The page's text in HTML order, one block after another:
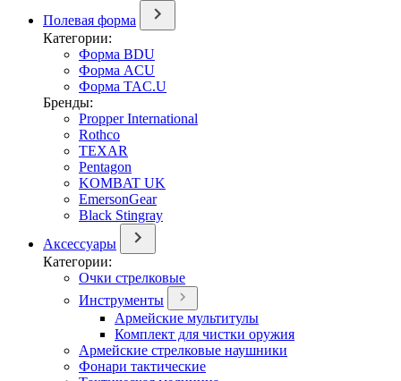
Полевая форма
Категории:
Форма BDU
Форма ACU
Форма TAC.U
Бренды:
Propper International
Rothco
TEXAR
Pentagon
KOMBAT UK
EmersonGear
Black Stingray
Аксессуары
Категории:
Очки стрелковые
Инструменты
Армейские мультитулы
Комплект для чистки оружия
Армейские стрелковые наушники
Фонари тактические